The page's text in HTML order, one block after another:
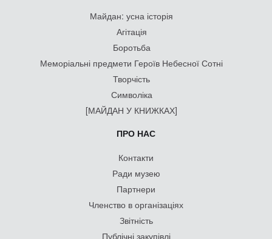
Майдан: усна історія
Агітація
Боротьба
Меморіальні предмети Героїв Небесної Сотні
Творчість
Символіка
[МАЙДАН У КНИЖКАХ]
ПРО НАС
Контакти
Ради музею
Партнери
Членство в організаціях
Звітність
Публічні закупівлі